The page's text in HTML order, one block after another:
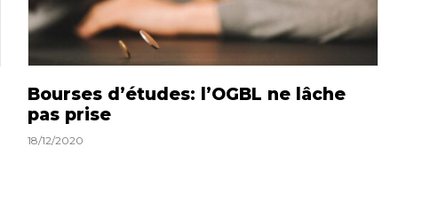
Bourses d’études: l’OGBL ne lâche
pas prise
18/12/2020